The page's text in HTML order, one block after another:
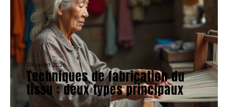
28 juillet 2026
Techniques de fabrication du
tissu : deux types principaux